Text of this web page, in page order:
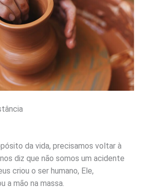
da vida, precisamos voltar à
diz que não somos um acidente
criou o ser humano, Ele,
a mão na massa.